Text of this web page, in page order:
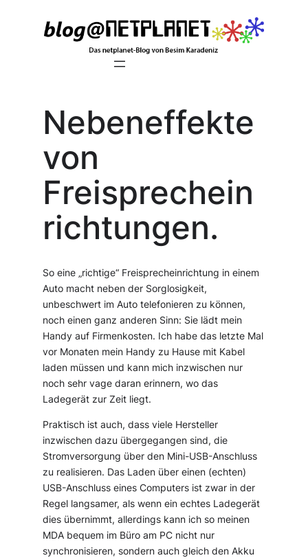
Nebeneffekte
von
Freisprechein
richtungen.
So eine „richtige“ Freisprecheinrichtung in einem
Auto macht neben der Sorglosigkeit,
unbeschwert im Auto telefonieren zu können,
noch einen ganz anderen Sinn: Sie lädt mein
Handy auf Firmenkosten. Ich habe das letzte Mal
vor Monaten mein Handy zu Hause mit Kabel
laden müssen und kann mich inzwischen nur
noch sehr vage daran erinnern, wo das
Ladegerät zur Zeit liegt.
Praktisch ist auch, dass viele Hersteller
inzwischen dazu übergegangen sind, die
Stromversorgung über den Mini-USB-Anschluss
zu realisieren. Das Laden über einen (echten)
USB-Anschluss eines Computers ist zwar in der
Regel langsamer, als wenn ein echtes Ladegerät
dies übernimmt, allerdings kann ich so meinen
MDA bequem im Büro am PC nicht nur
synchronisieren, sondern auch gleich den Akku